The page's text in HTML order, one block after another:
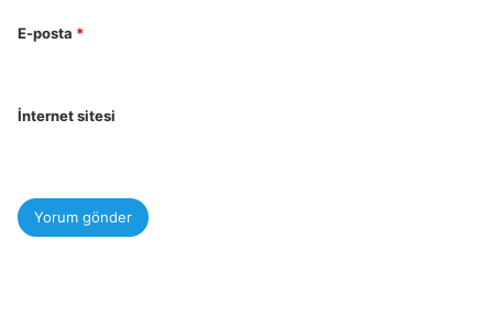
E-posta *
İnternet sitesi